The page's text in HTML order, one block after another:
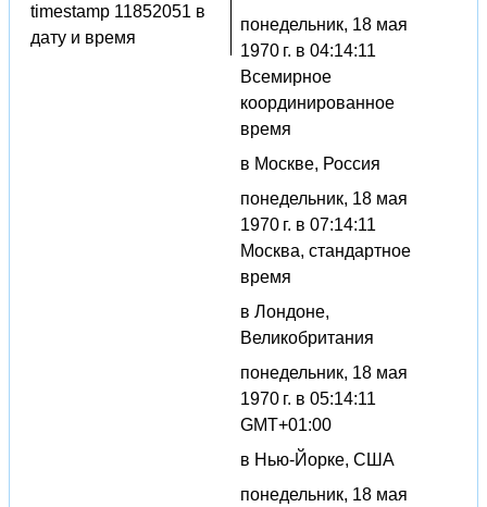
timestamp 11852051 в
дату и время
понедельник, 18 мая
1970 г. в 04:14:11
Всемирное
координированное
время
в Москве, Россия
понедельник, 18 мая
1970 г. в 07:14:11
Москва, стандартное
время
в Лондоне,
Великобритания
понедельник, 18 мая
1970 г. в 05:14:11
GMT+01:00
в Нью-Йорке, США
понедельник, 18 мая